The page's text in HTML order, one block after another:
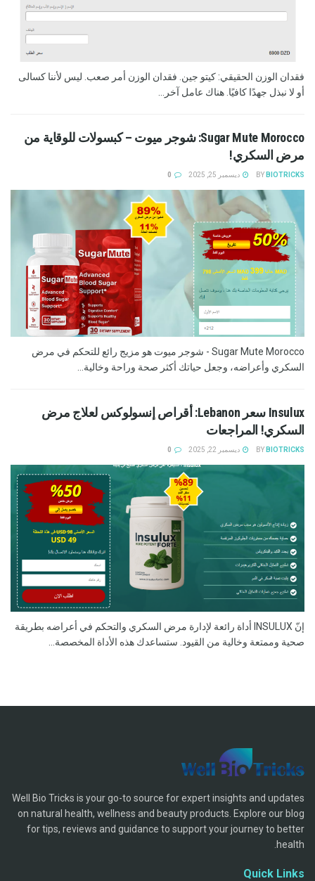
فقدان الوزن الحقيقي: كيتو جين. فقدان الوزن أمر صعب. ليس لأننا كسالى
أو لا نبذل جهدًا كافيًا. هناك عامل آخر...
Sugar Mute Morocco: شوجر ميوت – كبسولات للوقاية من
مرض السكري!
BY BIOTRICKS ديسمبر 25, 2025
Sugar Mute Morocco - شوجر ميوت هو مزيج رائع للتحكم في مرض
السكري وأعراضه، وجعل حياتك أكثر صحة وراحة وخالية...
Insulux سعر Lebanon: أقراص إنسولوكس لعلاج مرض
السكري! المراجعات
BY BIOTRICKS ديسمبر 22, 2025
إنّ INSULUX أداة رائعة لإدارة مرض السكري والتحكم في أعراضه بطريقة
صحية وممتعة وخالية من القيود. ستساعدك هذه الأداة المخصصة...
Well Bio Tricks is your go-to source for expert insights and updates
on natural health, wellness and beauty products. Explore our blog
for tips, reviews and guidance to support your journey to better
health.
Quick Links